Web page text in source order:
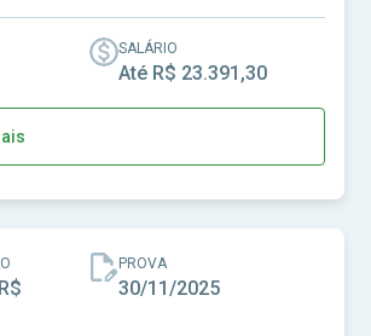
SALÁRIO
Até R$ 23.391,30
PROVA
30/11/2025